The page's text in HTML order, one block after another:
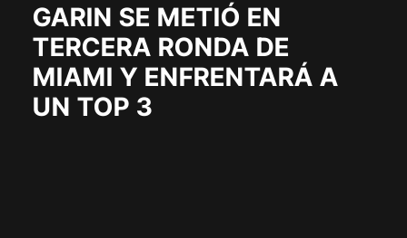
GARIN SE METIÓ EN
TERCERA RONDA DE
MIAMI Y ENFRENTARÁ A
UN TOP 3